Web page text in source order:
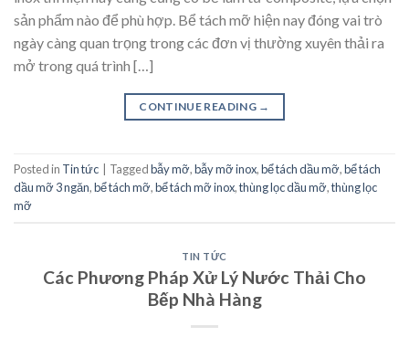
sản phẩm nào để phù hợp. Bể tách mỡ hiện nay đóng vai trò
ngày càng quan trọng trong các đơn vị thường xuyên thải ra
mở trong quá trình […]
CONTINUE READING →
Posted in Tin tức Taggedbẫy mỡ,bẫy mỡ inox,bể tách dầu mỡ,bể tách
dầu mỡ 3 ngăn,bể tách mỡ,bể tách mỡ inox,thùng lọc dầu mỡ,thùng lọc
mỡ
TIN TỨC
Các Phương Pháp Xử Lý Nước Thải Cho
Bếp Nhà Hàng